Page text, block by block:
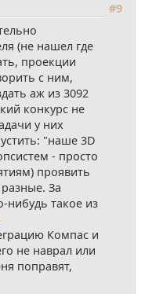
#9
(не нашел где
проекции
с ним,
аж из 3092
конкурс не
у них
"наше 3D
- просто
проявить
За
такое из
Компас и
не наврал или
поправят,